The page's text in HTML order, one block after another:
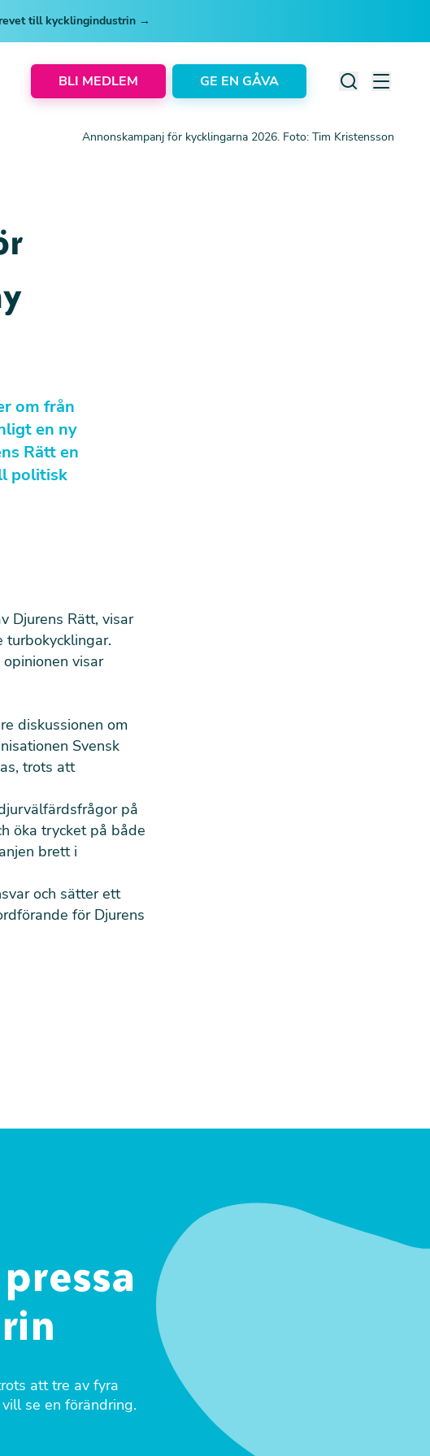
till kycklingindustrin →
BLI MEDLEM GE EN GÅVA
Annonskampanj för kycklingarna 2026. Foto: Tim Kristensson
om från
en ny
Rätt en
politisk
Djurens Rätt, visar
visar
diskussionen om
Svensk
trots att
på
öka trycket på både
brett i
och sätter ett
för Djurens
att tre av fyra
se en förändring.